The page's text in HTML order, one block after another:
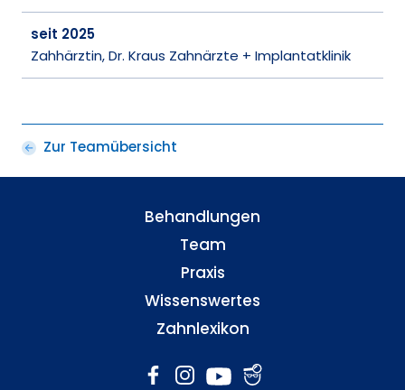
seit 2025
Zahhärztin, Dr. Kraus Zahnärzte + Implantatklinik
Zur Teamübersicht
Behandlungen
Team
Praxis
Wissenswertes
Zahnlexikon